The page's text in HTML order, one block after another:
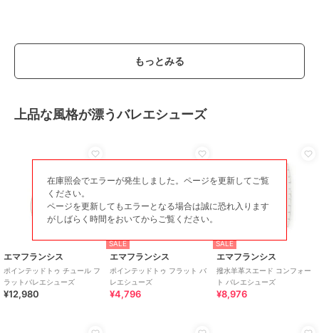
もっとみる
上品な風格が漂うバレエシューズ
エマフランシス
ポインテッドトゥ チュール フ
ラットバレエシューズ
¥12,980
SALE
エマフランシス
ポインテッドトゥ フラット バ
レエシューズ
¥4,796
SALE
エマフランシス
撥水羊革スエード コンフォー
ト バレエシューズ
¥8,976
在庫照会でエラーが発生しました。ページを更新してご覧
ください。
ページを更新してもエラーとなる場合は誠に恐れ入ります
がしばらく時間をおいてからご覧ください。